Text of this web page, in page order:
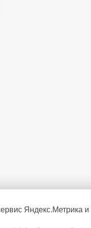
Яндекс.Метрика